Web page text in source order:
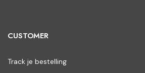
CUSTOMER
Track je bestelling